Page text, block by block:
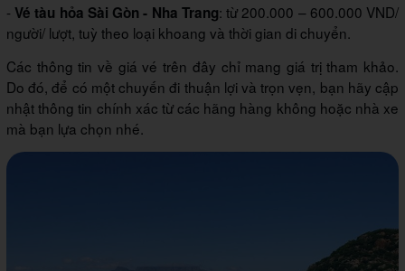
- Vé tàu hỏa Sài Gòn - Nha Trang: từ 200.000 – 600.000 VND/
người/ lượt, tuỳ theo loại khoang và thời gian di chuyển.
Các thông tin về giá vé trên đây chỉ mang giá trị tham khảo.
Do đó, để có một chuyến đi thuận lợi và trọn vẹn, bạn hãy cập
nhật thông tin chính xác từ các hãng hàng không hoặc nhà xe
mà bạn lựa chọn nhé.